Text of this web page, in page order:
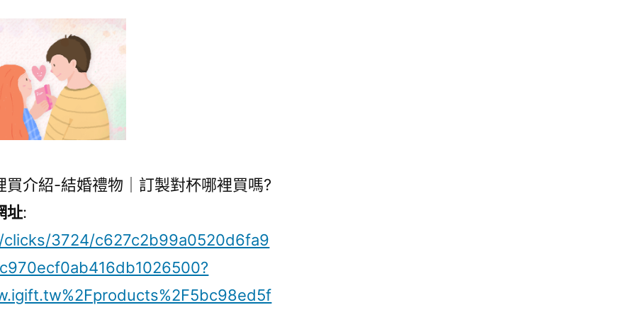
介紹-結婚禮物｜訂製對杯哪裡買嗎?
址:
3724/c627c2b99a0520d6fa9